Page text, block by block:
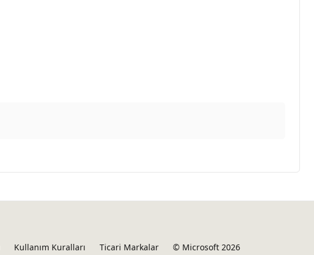
Kullanım Kuralları Ticari Markalar © Microsoft 2026